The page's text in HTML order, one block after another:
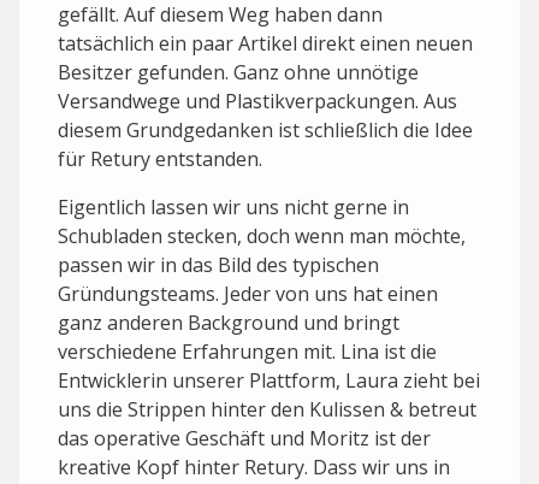
gefällt. Auf diesem Weg haben dann
tatsächlich ein paar Artikel direkt einen neuen
Besitzer gefunden. Ganz ohne unnötige
Versandwege und Plastikverpackungen. Aus
diesem Grundgedanken ist schließlich die Idee
für Retury entstanden.
Eigentlich lassen wir uns nicht gerne in
Schubladen stecken, doch wenn man möchte,
passen wir in das Bild des typischen
Gründungsteams. Jeder von uns hat einen
ganz anderen Background und bringt
verschiedene Erfahrungen mit. Lina ist die
Entwicklerin unserer Plattform, Laura zieht bei
uns die Strippen hinter den Kulissen & betreut
das operative Geschäft und Moritz ist der
kreative Kopf hinter Retury. Dass wir uns in